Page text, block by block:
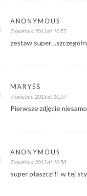
ANONYMOUS
7 kwietnia 2013 at 10:57
zestaw
MARYŚŚ
7 kwietnia 2013 at 10:57
Pierwsze zdjęcie
ANONYMOUS
7 kwietnia 2013 at 10:58
super płaszcz!!! w tej